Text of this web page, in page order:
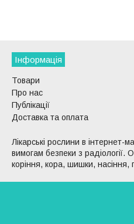
Інформація
Товари
Про нас
Публікації
Доставка та оплата
Лікарські рослини в інтернет-
вимогам безпеки з
коріння, кора, шишки, насіння,